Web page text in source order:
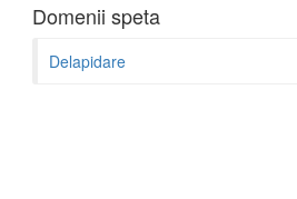
Domenii speta
Delapidare